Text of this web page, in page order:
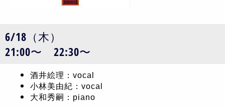
6/18（木）
21:00〜 22:30〜
酒井絵理：vocal
小林美由紀：vocal
大和秀嗣：piano